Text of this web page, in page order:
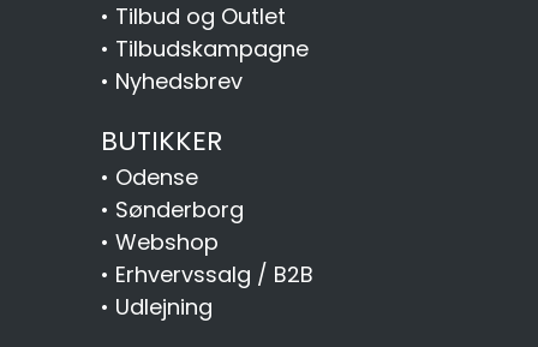
• Tilbud og Outlet
• Tilbudskampagne
• Nyhedsbrev
BUTIKKER
• Odense
• Sønderborg
• Webshop
• Erhvervssalg / B2B
• Udlejning